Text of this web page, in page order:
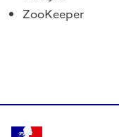
ZooKeeper